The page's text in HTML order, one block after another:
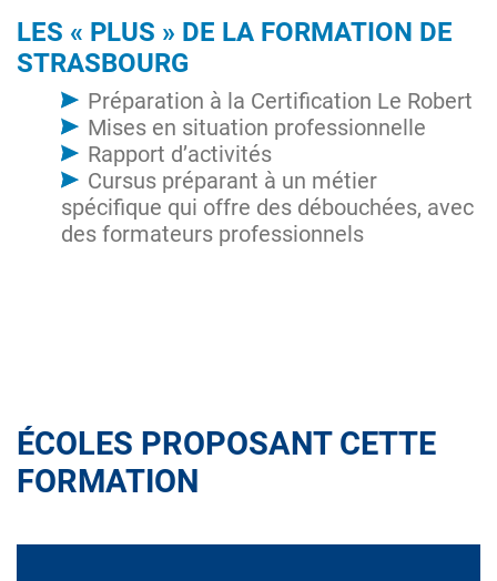
LES « PLUS » DE LA FORMATION DE
STRASBOURG
Préparation à la Certification Le Robert
Mises en situation professionnelle
Rapport d’activités
Cursus préparant à un métier
spécifique qui offre des débouchées, avec
des formateurs professionnels
ÉCOLES PROPOSANT CETTE
FORMATION